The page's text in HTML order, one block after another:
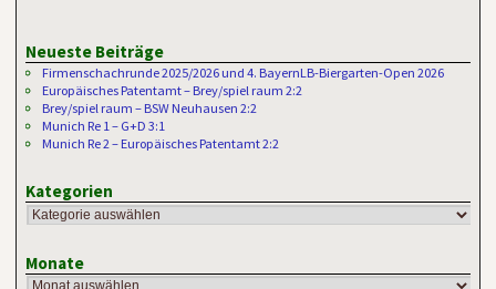
Neueste Beiträge
Firmenschachrunde 2025/2026 und 4. BayernLB-Biergarten-Open 2026
Europäisches Patentamt – Brey/spiel raum 2:2
Brey/spiel raum – BSW Neuhausen 2:2
Munich Re 1 – G+D 3:1
Munich Re 2 – Europäisches Patentamt 2:2
Kategorien
Monate